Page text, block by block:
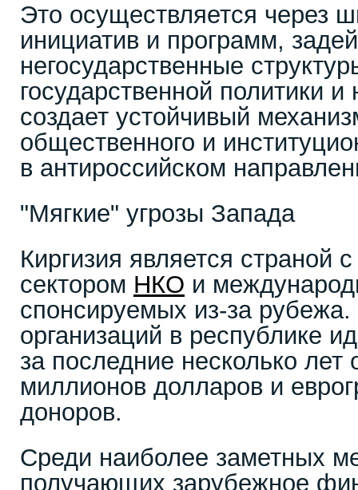
Это осуществляется через
инициатив и программ,
негосударственные
государственной политики
создает устойчивый
общественного и
в антироссийском
"Мягкие" угрозы Запада
Киргизия является страной
сектором НКО и
спонсируемых из-за рубежа.
организаций в республике
за последние несколько лет
миллионов долларов и
доноров.
Среди наиболее заметных
получающих зарубежное